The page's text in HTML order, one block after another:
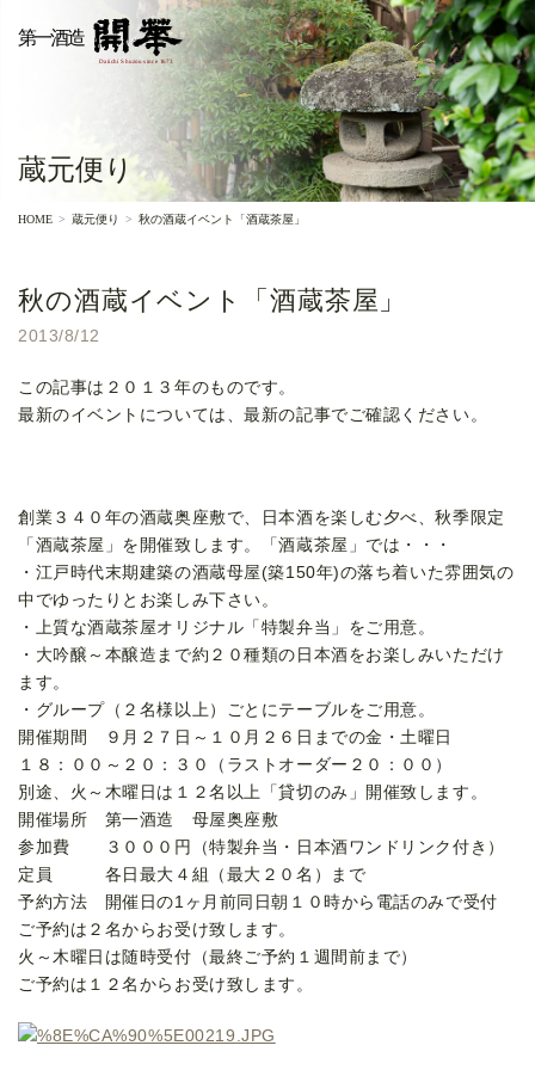
蔵元便り
HOME 蔵元便り 秋の酒蔵イベント「酒蔵茶屋」
秋の酒蔵イベント「酒蔵茶屋」
2013/8/12
この記事は２０１３年のものです。
最新のイベントについては、最新の記事でご確認ください。
創業３４０年の酒蔵奥座敷で、日本酒を楽しむ夕べ、秋季限定
「酒蔵茶屋」を開催致します。「酒蔵茶屋」では・・・
・江戸時代末期建築の酒蔵母屋(築150年)の落ち着いた雰囲気の
中でゆったりとお楽しみ下さい。
・上質な酒蔵茶屋オリジナル「特製弁当」をご用意。
・大吟醸～本醸造まで約２０種類の日本酒をお楽しみいただけ
ます。
・グループ（２名様以上）ごとにテーブルをご用意。
開催期間 ９月２７日～１０月２６日までの金・土曜日
１８：００～２０：３０（ラストオーダー２０：００）
別途、火～木曜日は１２名以上「貸切のみ」開催致します。
開催場所 第一酒造 母屋奥座敷
参加費 ３０００円（特製弁当・日本酒ワンドリンク付き）
定員 各日最大４組（最大２０名）まで
予約方法 開催日の1ヶ月前同日朝１０時から電話のみで受付
ご予約は２名からお受け致します。
火～木曜日は随時受付（最終ご予約１週間前まで）
ご予約は１２名からお受け致します。